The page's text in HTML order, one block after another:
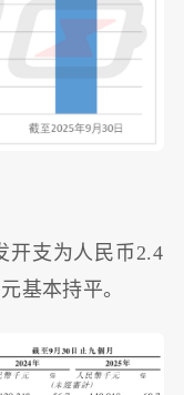
开支为人民币2.4
基本持平。